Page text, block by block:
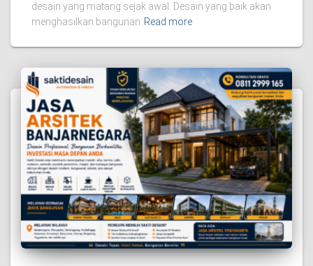
desain yang matang sejak awal. Desain yang baik akan
menghasilkan bangunan Read more